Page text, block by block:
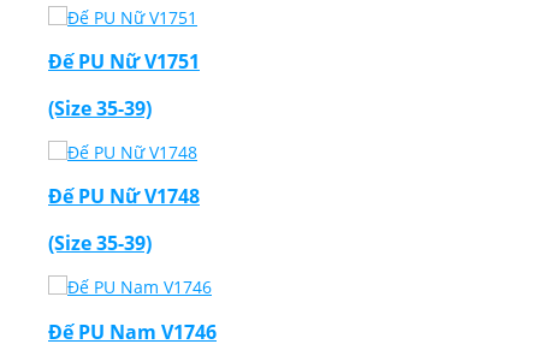
Đế PU Nữ V1751
(Size 35-39)
Đế PU Nữ V1748
(Size 35-39)
Đế PU Nam V1746